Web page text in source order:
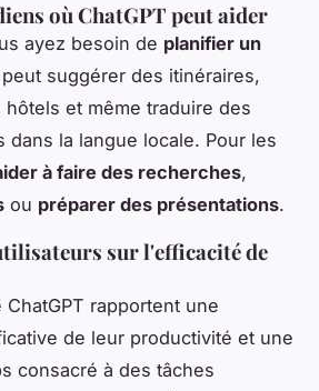
où ChatGPT peut aider
ayez besoin de planifier un
peut suggérer des itinéraires,
hôtels et même traduire des
dans la langue locale. Pour les
à faire des recherches,
ou préparer des présentations.
sur l'efficacité de
rapportent une
de leur productivité et une
consacré à des tâches